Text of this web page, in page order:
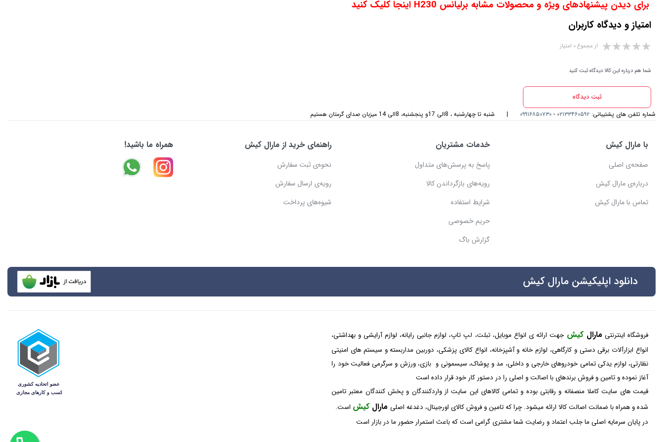
برای دیدن پیشنهادهای ویژه و محصولات مشابه برلیانس H230 اینجا کلیک کنید
امتیاز و دیدگاه کاربران
از مجموع ۰ امتیاز
شما هم درباره این کالا دیدگاه ثبت کنید
ثبت دیدگاه
شماره تلفن های پشتیبانی: ۰۲۱۳۳۴۶۰۵۹۲ - ۰۹۹۱۶۸۵۰۷۳۰ | شنبه تا چهارشنبه ، 8الی 17و پنجشنبه، 8الی 14 میزبان صدای گرمتان هستیم
با مارال کیش
صفحه‌ی اصلی
درباره‌ی مارال کیش
تماس با مارال کیش
خدمات مشتریان
پاسخ به پرسش‌های متداول
رویه‌های بازگرداندن کالا
شرایط استفاده
حریم خصوصی
گزارش باگ
راهنمای خرید از مارال کیش
نحوه‌ی ثبت سفارش
رویه‌ی ارسال سفارش
شیوه‌های پرداخت
همراه ما باشید!
دانلود اپلیکیشن مارال کیش
فروشگاه اینترنتی مارالکیش جهت ارائه ی انواع موبایل، تبلت، لپ تاپ، لوازم جانبی رایانه، لوازم آرایشی و بهداشتی،
انواع ابزارآلات برقی دستی و کارگاهی، لوازم خانه و آشپزخانه، انواع کالای پزشکی، دوربین مداربسته و سیستم های امنیتی
نظارتی، لوازم یدکی تمامی خودروهای خارجی و داخلی، مد و پوشاک، سیسمونی و بازی، ورزش و سرگرمی فعالیت خود را
آغاز نموده و تامین و فروش برندهای با اصالت و اصلی را در دستور کار خود قرار داده است
قیمت های سایت کاملا منصفانه و رقابتی بوده و تمامی کالاهای این سایت از واردکنندگان و پخش کنندگان معتبر تامین
شده و همراه با ضمانت اصالت کالا ارائه میشود. چرا که تامین و فروش کالای اورجینال، دغدغه اصلی مارال کیش است.
در پایان سرمایه اصلی ما جلب اعتماد و رضایت شما مشتری گرامی است که باعث استمرار حضور ما در بازار است